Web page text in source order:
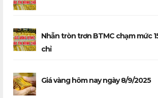
Nhẫn tròn trơn BTMC chạm mức
chỉ
Giá vàng hôm nay ngày 8/9/2025